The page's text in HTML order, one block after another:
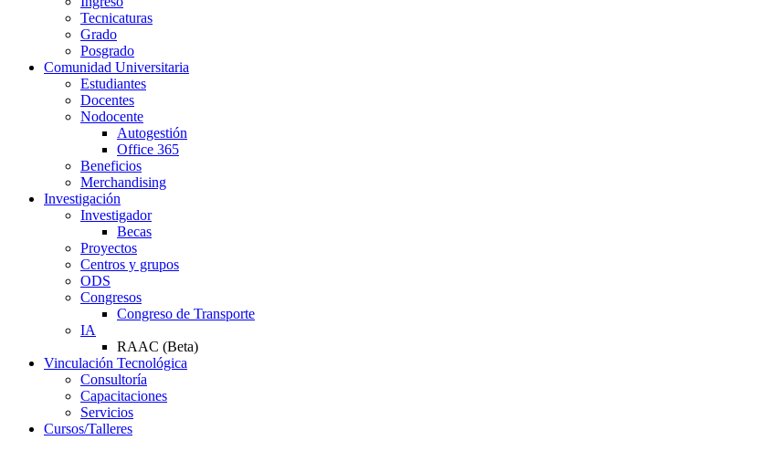
Tecnicaturas
Grado
Posgrado
Comunidad Universitaria
Estudiantes
Docentes
Nodocente
Autogestión
Office 365
Beneficios
Merchandising
Investigación
Investigador
Becas
Proyectos
Centros y grupos
ODS
Congresos
Congreso de Transporte
IA
RAAC (Beta)
Vinculación Tecnológica
Consultoría
Capacitaciones
Servicios
Cursos/Talleres